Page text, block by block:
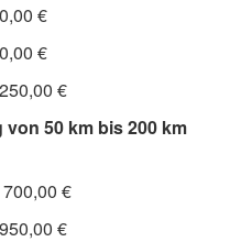
€
€
€
50 km bis 200 km
€
€